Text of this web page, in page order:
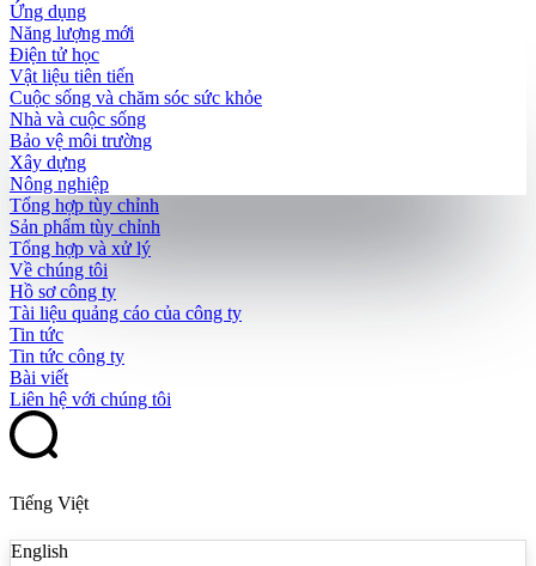
Ứng dụng
Năng lượng mới
Điện tử học
Vật liệu tiên tiến
Cuộc sống và chăm sóc sức khỏe
Nhà và cuộc sống
Bảo vệ môi trường
Xây dựng
Nông nghiệp
Tổng hợp tùy chỉnh
Sản phẩm tùy chỉnh
Tổng hợp và xử lý
Về chúng tôi
Hồ sơ công ty
Tài liệu quảng cáo của công ty
Tin tức
Tin tức công ty
Bài viết
Liên hệ với chúng tôi
Tiếng Việt
English